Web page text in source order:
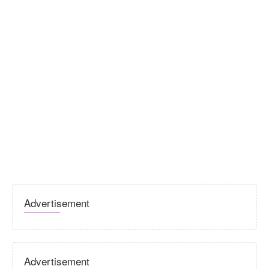
Advertisement
Advertisement